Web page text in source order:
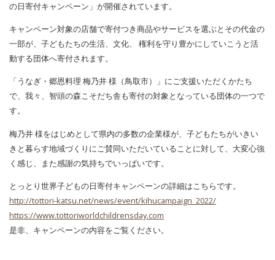
の日寄付キャンペーン」が開催されています。
キャンペーン対象の店舗で寄付つき商品やサービスを選ぶとその代金の
一部が、子どもたちの生活、文化、 権利を守り豊かにしていこうと活
動する団体へ寄付されます。
「うなぎ・郷恩料理 梅乃井 様（鳥取市）」にご支援いただくかたち
で、我々、智頭の森こそだち舎も寄付の対象となっている団体の一つで
す。
梅乃井 様をはじめとして県内の多数の企業様が、子どもたちがいきい
きと暮らす地域づくりにご賛同いただいていることに対して、大変心強
く感じ、また感謝の気持ちでいっぱいです。
とっとり世界子どもの日寄付キャンペーンの詳細はこちらです。
http://tottori-katsu.net/news/event/kihucampaign_2022/
https://www.tottoriworldchildrensday.com
是非、キャンペーンの内容をご覧ください。